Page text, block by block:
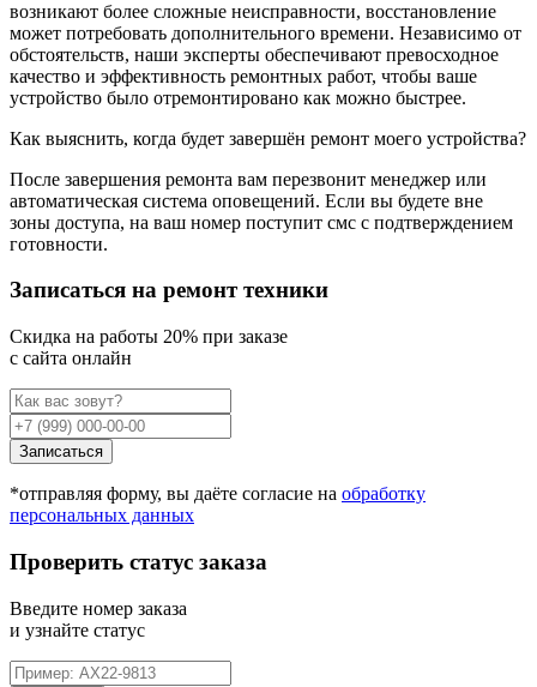
возникают более сложные неисправности, восстановление
может потребовать дополнительного времени. Независимо от
обстоятельств, наши эксперты обеспечивают превосходное
качество и эффективность ремонтных работ, чтобы ваше
устройство было отремонтировано как можно быстрее.
Как выяснить, когда будет завершён ремонт моего устройства?
После завершения ремонта вам перезвонит менеджер или
автоматическая система оповещений. Если вы будете вне
зоны доступа, на ваш номер поступит смс с подтверждением
готовности.
Записаться на ремонт техники
Cкидка на работы 20% при заказе
с сайта онлайн
Записаться
*отправляя форму, вы даёте согласие на обработку
персональных данных
Проверить статус заказа
Введите номер заказа
и узнайте статус